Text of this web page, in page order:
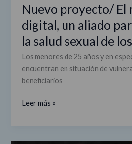
Nuevo proyecto/ El
digital, un aliado
la salud sexual de
Los menores de 25 años y en
encuentran en situación de
beneficiarios
de
jóvenes
Leer más »